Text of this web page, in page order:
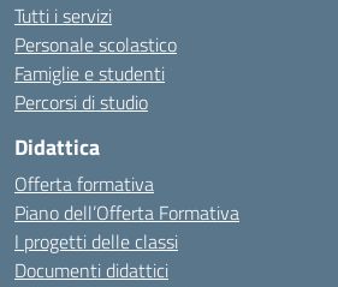
Tutti i servizi
Personale scolastico
Famiglie e studenti
Percorsi di studio
Didattica
Offerta formativa
Piano dell’Offerta Formativa
I progetti delle classi
Documenti didattici